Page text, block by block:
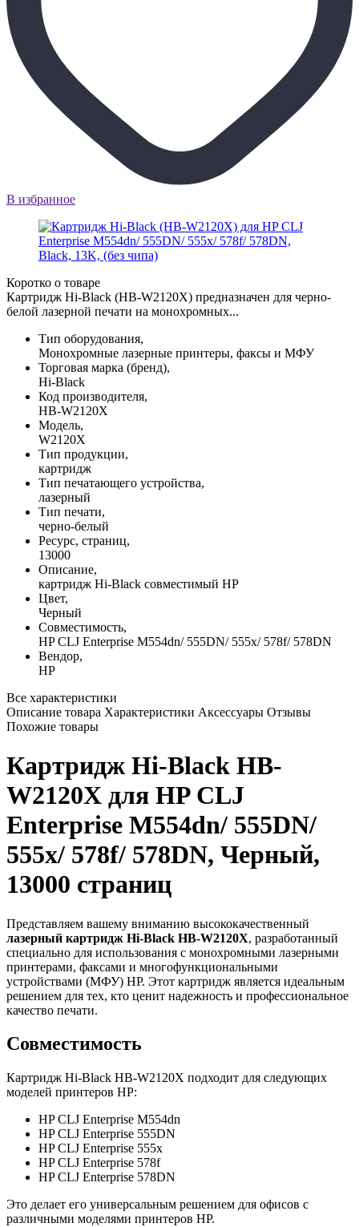
В избранное
Коротко о товаре
Картридж Hi-Black (HB-W2120X) предназначен для черно-
белой лазерной печати на монохромных...
Тип оборудования,
Монохромные лазерные принтеры, факсы и МФУ
Торговая марка (бренд),
Hi-Black
Код производителя,
HB-W2120X
Модель,
W2120X
Тип продукции,
картридж
Тип печатающего устройства,
лазерный
Тип печати,
черно-белый
Ресурс, страниц,
13000
Описание,
картридж Hi-Black совместимый HP
Цвет,
Черный
Совместимость,
HP CLJ Enterprise M554dn/ 555DN/ 555x/ 578f/ 578DN
Вендор,
HP
Все характеристики
Описание товара Характеристики Аксессуары Отзывы
Похожие товары
Картридж Hi-Black HB-
W2120X для HP CLJ
Enterprise M554dn/ 555DN/
555x/ 578f/ 578DN, Черный,
13000 страниц
Представляем вашему вниманию высококачественный
лазерный картридж Hi-Black HB-W2120X, разработанный
специально для использования с монохромными лазерными
принтерами, факсами и многофункциональными
устройствами (МФУ) HP. Этот картридж является идеальным
решением для тех, кто ценит надежность и профессиональное
качество печати.
Совместимость
Картридж Hi-Black HB-W2120X подходит для следующих
моделей принтеров HP:
HP CLJ Enterprise M554dn
HP CLJ Enterprise 555DN
HP CLJ Enterprise 555x
HP CLJ Enterprise 578f
HP CLJ Enterprise 578DN
Это делает его универсальным решением для офисов с
различными моделями принтеров HP.